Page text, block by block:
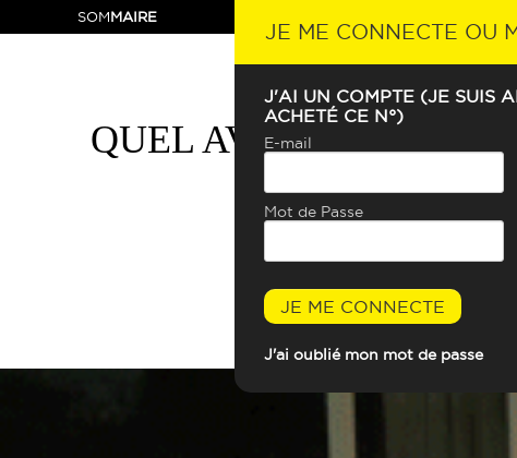
QUEL AVENIR POUR
SOMMAIRE
JE ME CONNECTE OU
J'AI UN COMPTE (JE SUIS
ACHETÉ CE N°)
E-mail
Mot de Passe
JE ME CONNECTE
J'ai oublié mon mot de passe